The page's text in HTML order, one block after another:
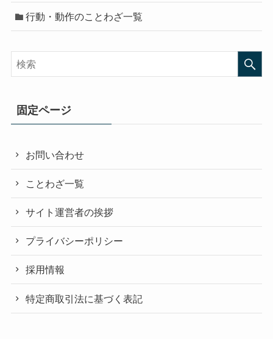
行動・動作のことわざ一覧
固定ページ
お問い合わせ
ことわざ一覧
サイト運営者の挨拶
プライバシーポリシー
採用情報
特定商取引法に基づく表記